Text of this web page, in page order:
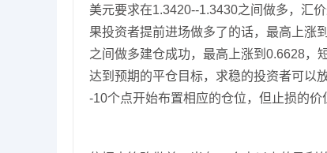
美元要求在1.3420--1.3430之间做多，汇
果投资者提前进场做多了的话，最高上涨
之间做多建仓成功，最高上涨到0.6628，
达到预期的平仓目标，求稳的投资者可以
-10个点开始布置相应的仓位，但止损的价